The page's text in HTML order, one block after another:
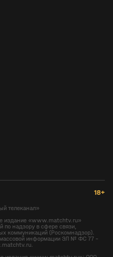
18+
телеканал»
издание «www.matchtv.ru»
по надзору в сфере связи,
коммуникаций (Роскомнадзор).
массовой информации ЭЛ № ФС 77 -